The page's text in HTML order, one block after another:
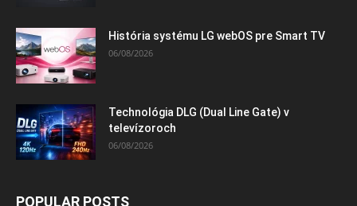
História systému LG webOS pre Smart TV
06/08/2026
Technológia DLG (Dual Line Gate) v
televízoroch
06/08/2026
POPULAR POSTS